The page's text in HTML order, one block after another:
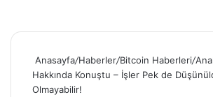
Anasayfa/Haberler/Bitcoin Haberleri/
Hakkında Konuştu – İşler Pek de
Olmayabilir!